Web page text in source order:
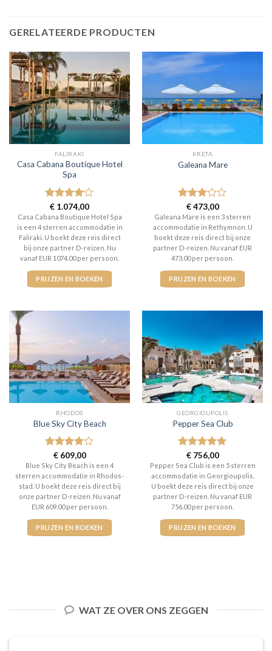
GERELATEERDE PRODUCTEN
FALIRAKI
Casa Cabana Boutique Hotel
Spa
Gewaardeerd
4uit 5
€ 1.074,00
Casa Cabana Boutique Hotel Spa
is een 4 sterren accommodatie in
Faliraki. U boekt deze reis direct
bij onze partner D-reizen. Nu
vanaf EUR 1074.00 per persoon.
PRIJZEN EN BOEKEN
KRETA
Galeana Mare
Gewaardeerd
3uit 5
€473,00
Galeana Mare is een 3 sterren
accommodatie in Rethymnon. U
boekt deze reis direct bij onze
partner D-reizen. Nu vanaf EUR
473.00 per persoon.
PRIJZEN EN BOEKEN
RHODOS
Blue Sky City Beach
Gewaardeerd
4uit 5
€609,00
Blue Sky City Beach is een 4
sterren accommodatie in Rhodos-
stad. U boekt deze reis direct bij
onze partner D-reizen. Nu vanaf
EUR 609.00 per persoon.
PRIJZEN EN BOEKEN
GEORGIOUPOLIS
Pepper Sea Club
Gewaardeerd
5uit 5
€756,00
Pepper Sea Club is een 5 sterren
accommodatie in Georgioupolis.
U boekt deze reis direct bij onze
partner D-reizen. Nu vanaf EUR
756.00 per persoon.
PRIJZEN EN BOEKEN
WAT ZE OVER ONS ZEGGEN